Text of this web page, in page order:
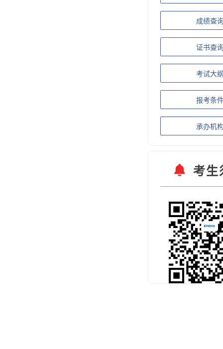
成绩查
证书查
考试大
报考条
承办机
考生
扫码关注官
预约考试